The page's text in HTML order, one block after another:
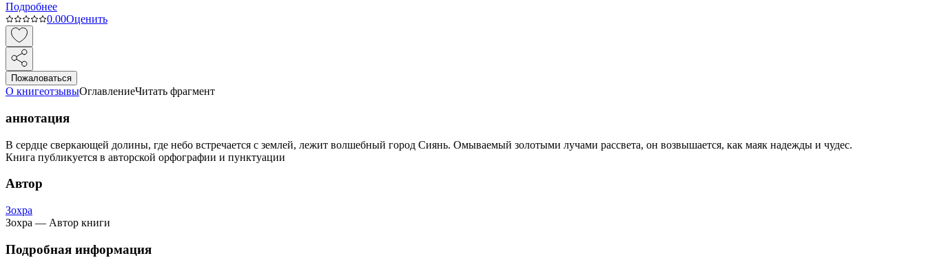
Подробнее
0.00Оценить
Пожаловаться
О книгеотзывыОглавлениеЧитать фрагмент
аннотация
В сердце сверкающей долины, где небо встречается с землей, лежит волшебный город Сиянь. Омываемый золотыми лучами рассвета, он возвышается, как маяк надежды и чудес.
Книга публикуется в авторской орфографии и пунктуации
Автор
Зохра
Зохра — Автор книги
Подробная информация